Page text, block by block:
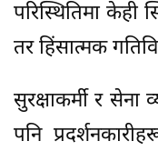
परिस्थितिमा केही
तर हिंसात्मक
सुरक्षाकर्मी र
पनि